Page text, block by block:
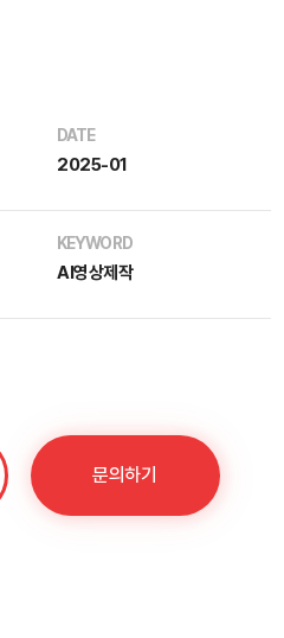
DATE
2025-01
KEYWORD
AI영상제작
문의하기